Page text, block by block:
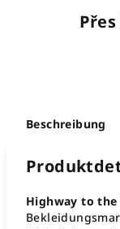
Beschreibung
Highway to the